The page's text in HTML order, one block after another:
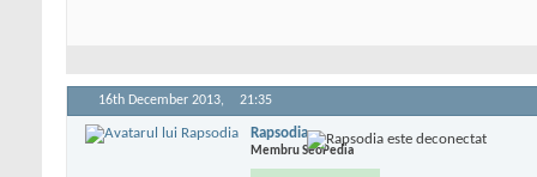
16th December 2013, 21:35
Rapsodia
Membru SeoPedia